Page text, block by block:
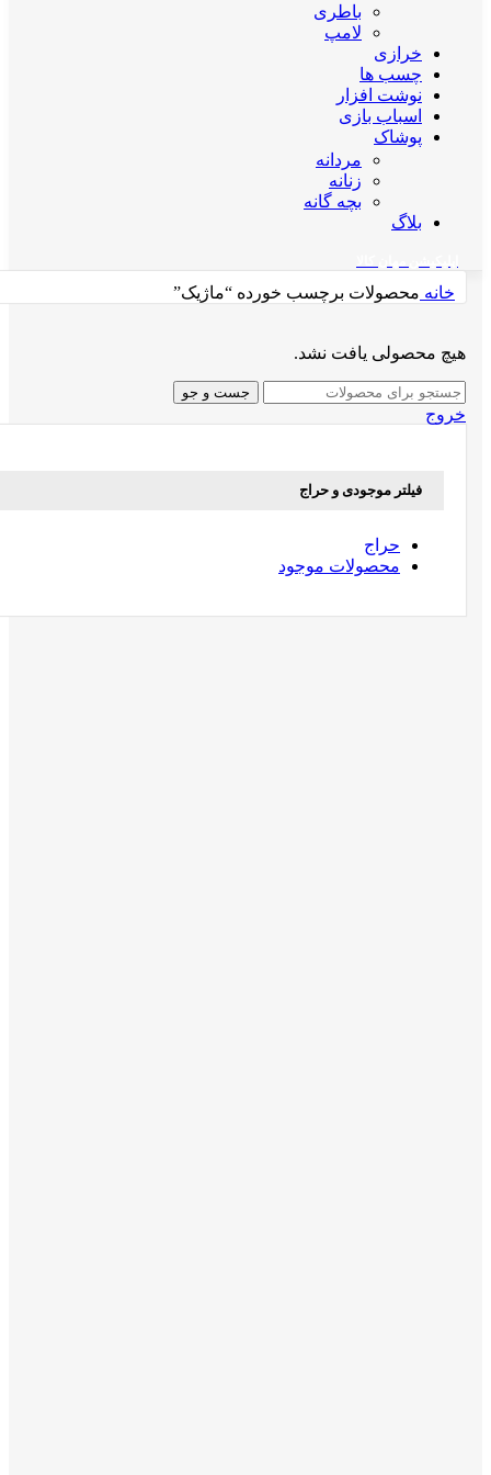
باطری
لامپ
خرازی
چسب ها
نوشت افزار
اسباب بازی
پوشاک
مردانه
زنانه
بچه گانه
بلاگ
خروج
فیلتر موجودی و حراج
حراج
محصولات موجود
خانه محصولات برچسب خورده “ماژیک”
هیچ محصولی یافت نشد.
جست و جو